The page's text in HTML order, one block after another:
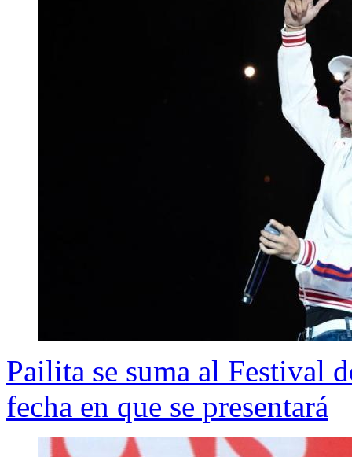
Pailita se suma al Festival
fecha en que se presentará